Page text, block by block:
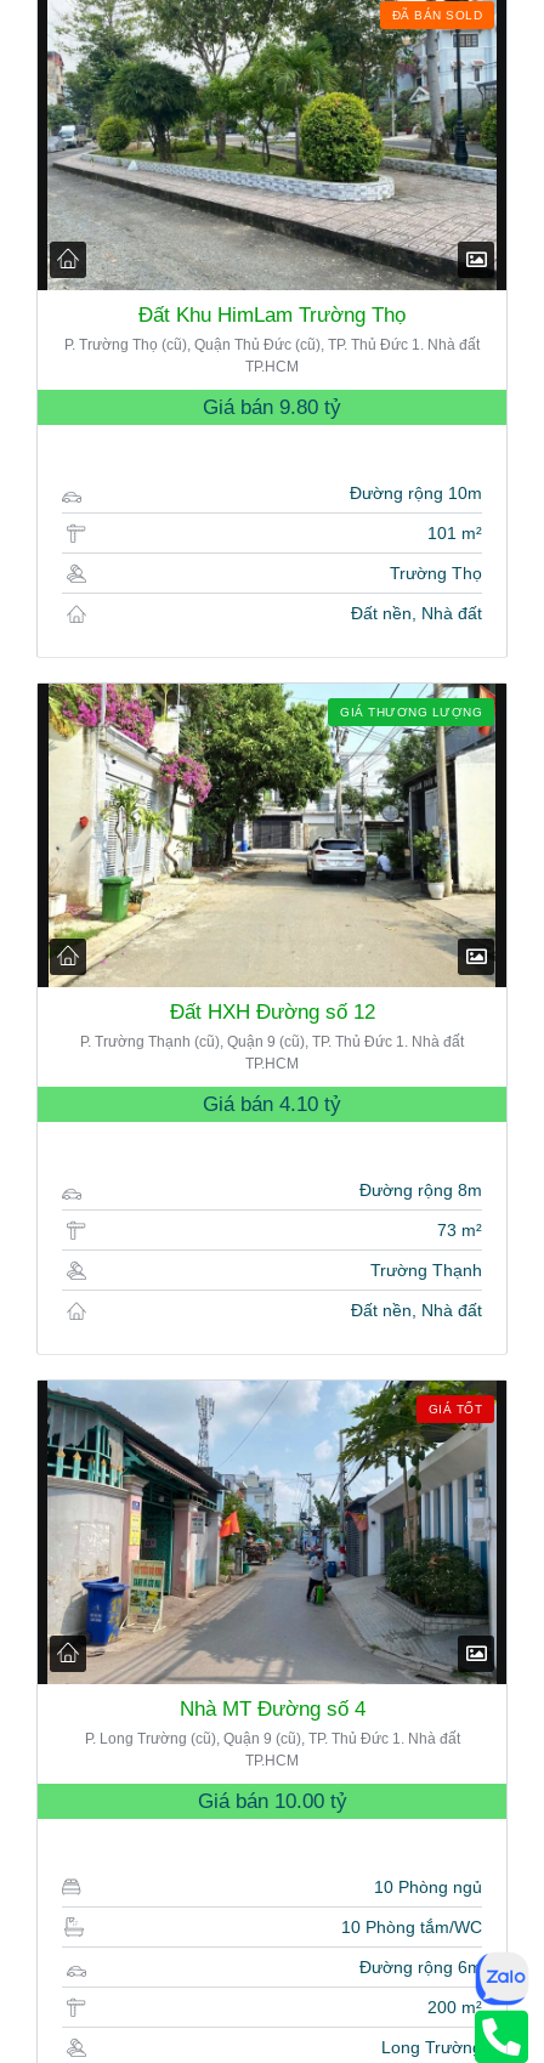
ĐÃ BÁN SOLD
Đất Khu HimLam Trường Thọ
P. Trường Thọ (cũ), Quận Thủ Đức (cũ), TP. Thủ Đức 1. Nhà đất
TP.HCM
Giá bán 9.80 tỷ
Đường rộng 10m
101 m²
Trường Thọ
Đất nền, Nhà đất
GIÁ THƯƠNG LƯỢNG
Đất HXH Đường số 12
P. Trường Thạnh (cũ), Quận 9 (cũ), TP. Thủ Đức 1. Nhà đất
TP.HCM
Giá bán 4.10 tỷ
Đường rộng 8m
73 m²
Trường Thạnh
Đất nền, Nhà đất
GIÁ TỐT
Nhà MT Đường số 4
P. Long Trường (cũ), Quận 9 (cũ), TP. Thủ Đức 1. Nhà đất
TP.HCM
Giá bán 10.00 tỷ
10 Phòng ngủ
10 Phòng tắm/WC
Đường rộng 6m
200 m²
Long Trường